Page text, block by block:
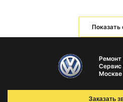
Показать
Ремонт
Сервис
Москве
Заказать